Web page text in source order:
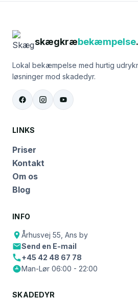
skægkræbekæmpelse
Lokal bekæmpelse med hurtig
løsninger mod skadedyr.
LINKS
Priser
Kontakt
Om os
Blog
INFO
Århusvej 55, Ans by
Send en E-mail
+45 42 48 67 78
Man-Lør 06:00 - 22:00
SKADEDYR